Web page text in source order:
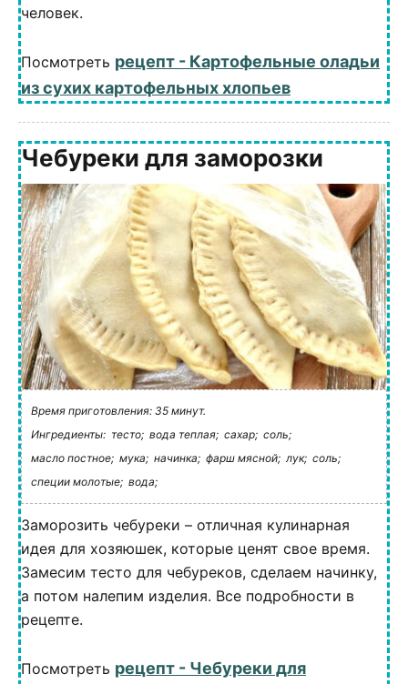
человек.
Посмотреть рецепт - Картофельные оладьи
из сухих картофельных хлопьев
Чебуреки для заморозки
Время приготовления: 35 минут.
Ингредиенты: тесто; вода теплая; сахар; соль;
масло постное; мука; начинка; фарш мясной; лук; соль;
специи молотые; вода;
Заморозить чебуреки – отличная кулинарная
идея для хозяюшек, которые ценят свое время.
Замесим тесто для чебуреков, сделаем начинку,
а потом налепим изделия. Все подробности в
рецепте.
Посмотреть рецепт - Чебуреки для